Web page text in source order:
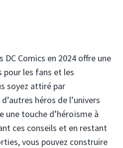
Comics en 2024 offre une
les fans et les
soyez attiré par
héros de l’univers
une touche d’héroïsme à
ces conseils et en restant
vous pouvez construire